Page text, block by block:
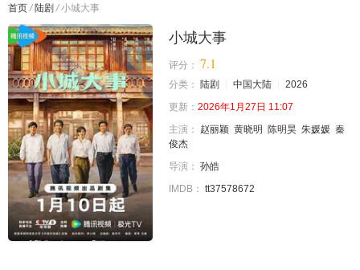
首页 / 陆剧 / 小城大事
小城大事
评分： 7.1
分类： 陆剧 中国大陆
2026
更新： 2026年1月27日 11:07
主演：
赵丽颖 黄晓明 陈明昊 朱媛媛 秦
俊杰
导演： 孙皓
IMDB： tt37578672